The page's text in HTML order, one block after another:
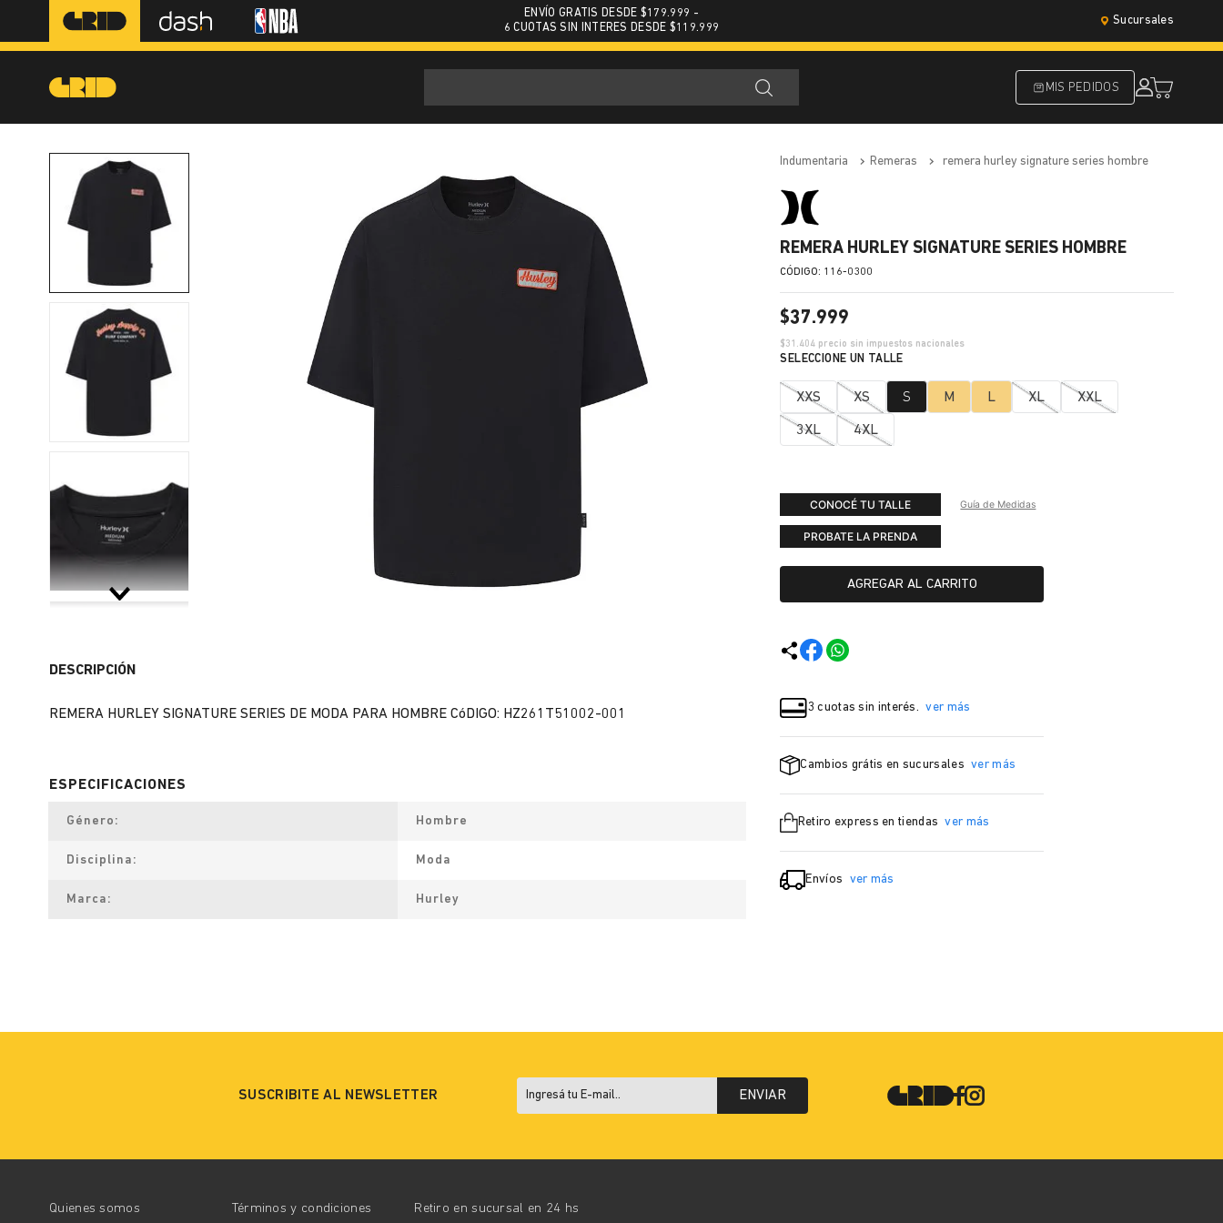
ENVÍO GRATIS DESDE $179.999 -
6 CUOTAS SIN INTERES DESDE $119.999
Sucursales
MIS PEDIDOS
DESCRIPCIÓN
REMERA HURLEY SIGNATURE SERIES DE MODA PARA HOMBRE CóDIGO: HZ261T51002-001
Género Hombre
Disciplina Moda
Marca Hurley
indumentaria remeras remera hurley signature series hombre
REMERA HURLEY SIGNATURE SERIES HOMBRE
: 116-0300
$37.999
$31.404 precio sin impuestos nacionales
XXS XS S M L XL XXL
3XL 4XL
CONOCÉ TU TALLE Guía de Medidas
PROBATE LA PRENDA
AGREGAR AL CARRITO
3 cuotas sin interés. ver más
Cambios grátis en sucursales ver más
Retiro express en tiendas ver más
Envíos ver más
SUSCRIBITE AL NEWSLETTER ENVIAR
Quienes somos Términos y condiciones Retiro en sucursal en 24 hs